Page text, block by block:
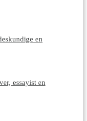
en
essayist en